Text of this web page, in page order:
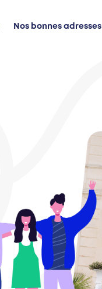
Nos bonnes adresses